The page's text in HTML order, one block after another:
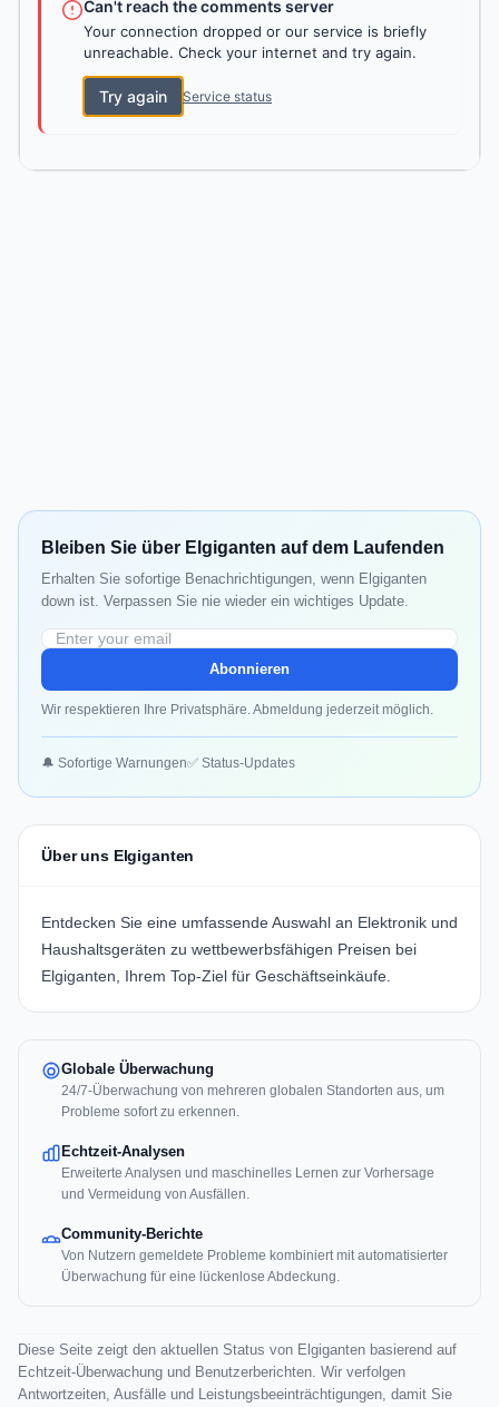
Can't reach the comments server
Your connection dropped or our service is briefly
unreachable. Check your internet and try again.
Try again Service status
Bleiben Sie über Elgiganten auf dem Laufenden
Erhalten Sie sofortige Benachrichtigungen, wenn Elgiganten
down ist. Verpassen Sie nie wieder ein wichtiges Update.
Abonnieren
Wir respektieren Ihre Privatsphäre. Abmeldung jederzeit möglich.
🔔 Sofortige Warnungen✅ Status-Updates
Über uns Elgiganten
Entdecken Sie eine umfassende Auswahl an Elektronik und
Haushaltsgeräten zu wettbewerbsfähigen Preisen bei
Elgiganten, Ihrem Top-Ziel für Geschäftseinkäufe.
Globale Überwachung
24/7-Überwachung von mehreren globalen Standorten aus, um
Probleme sofort zu erkennen.
Echtzeit-Analysen
Erweiterte Analysen und maschinelles Lernen zur Vorhersage
und Vermeidung von Ausfällen.
Community-Berichte
Von Nutzern gemeldete Probleme kombiniert mit automatisierter
Überwachung für eine lückenlose Abdeckung.
Diese Seite zeigt den aktuellen Status von Elgiganten basierend auf
Echtzeit-Überwachung und Benutzerberichten. Wir verfolgen
Antwortzeiten, Ausfälle und Leistungsbeeinträchtigungen, damit Sie